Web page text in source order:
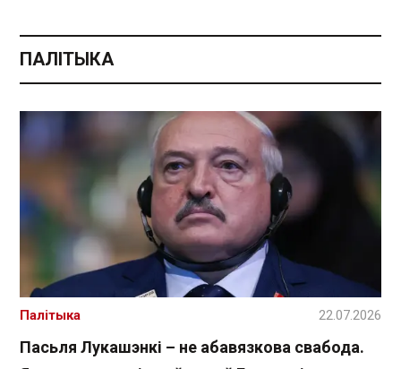
ПАЛІТЫКА
Пасьля Лукашэнкі – не абавязкова свабода.
Палітыка 22.07.2026